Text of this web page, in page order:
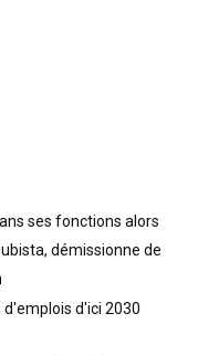
ses fonctions alors
démissionne de
d'emplois d'ici 2030